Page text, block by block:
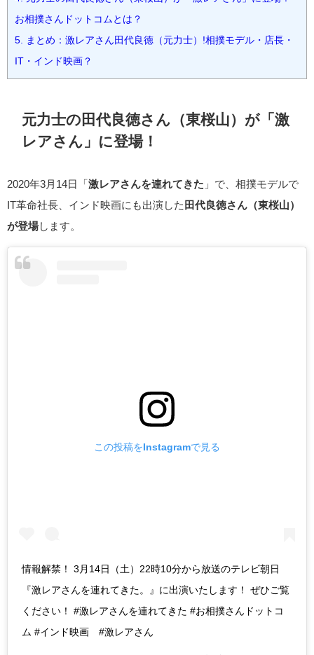
お相撲さんドットコムとは？
5. まとめ：激レアさん田代良徳（元力士）!相撲モデル・店長・
IT・インド映画？
元力士の田代良徳さん（東桜山）が「激
レアさん」に登場！
2020年3月14日「 激レアさんを連れてきた 」で、相撲モデルで
IT革命社長、インド映画にも出演した 田代良徳さん（東桜山）
が登場します。
この投稿をInstagramで見る
情報解禁！ 3月14日（土）22時10分から放送のテレビ朝日
『激レアさんを連れてきた。』に出演いたします！ ぜひご覧
ください！ #激レアさんを連れてきた #お相撲さんドットコ
ム #インド映画 #激レアさん